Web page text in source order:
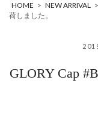
HOME > NEW ARRIVAL >
荷しました。
GLORY Cap